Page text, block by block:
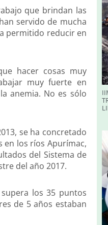
que brindan las
servido de mucha
permitido reducir en
hacer cosas muy
muy fuerte en
anemia. No es sólo
se ha concretado
en los ríos Apurímac,
del Sistema de
del año 2017.
los 35 puntos
de 5 años estaban